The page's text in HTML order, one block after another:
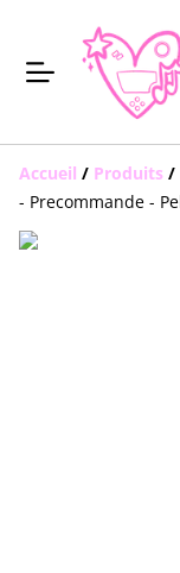
Accueil / Produits /
- Precommande -